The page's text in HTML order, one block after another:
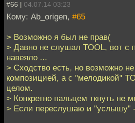
#66 | 04.07.14 03:23
Кому: Ab_origen, #65
> Возможно я был не прав(
> Давно не слушал TOOL, вот с
навеяло ...
> Сходство есть, но возможно не
композицией, а с "мелодикой"
целом.
> Конкретно пальцем ткнуть не
> Если переслушаю и "услышу" -